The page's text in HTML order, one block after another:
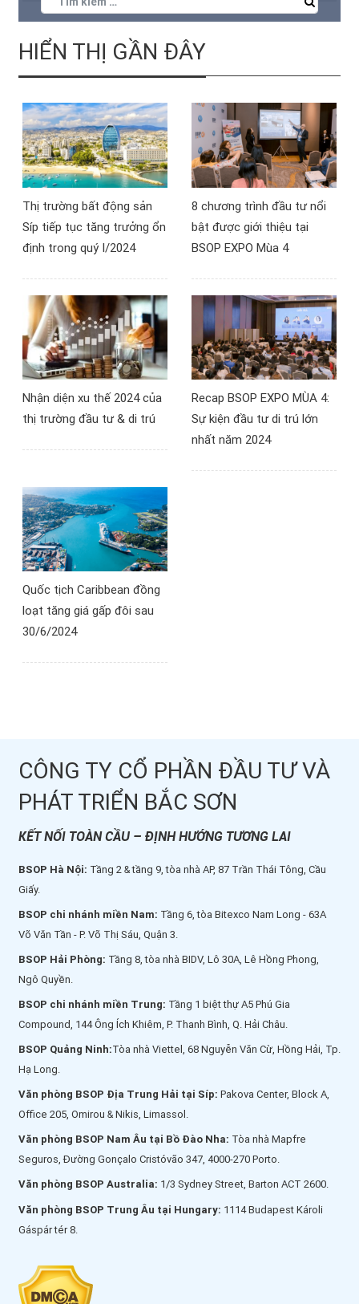
không phải ai cũng nắm
đúng, đủ, cập nhật nhất.
Qua sự kiện webinar,
BSOP sẽ giúp các nhà
phương án đầu tư tuyệt
vời nhất.
Golden Visa Bồ Đào Nha,
chân thực nhất về hiện
năng trong tương lai của
chương trình này.
HIỂN THỊ GẦN ĐÂY
Thị trường bất động sản
Síp tiếp tục tăng trưởng ổn
định trong quý I/2024
8 chương trình đầu tư nổi
bật được giới thiệu tại
BSOP EXPO Mùa 4
Nhận diện xu thế 2024 của
thị trường đầu tư & di trú
Recap BSOP EXPO MÙA 4:
Sự kiện đầu tư di trú lớn
nhất năm 2024
Quốc tịch Caribbean đồng
loạt tăng giá gấp đôi sau
30/6/2024
CÔNG TY CỔ PHẦN ĐẦU TƯ VÀ
PHÁT TRIỂN BẮC SƠN
KẾT NỐI TOÀN CẦU – ĐỊNH HƯỚNG TƯƠNG LAI
BSOP Hà Nội: Tầng 2 & tầng 9, tòa nhà AP, 87 Trần Thái Tông, Cầu
Giấy.
BSOP chi nhánh miền Nam: Tầng 6, tòa Bitexco Nam Long - 63A
Võ Văn Tần - P. Võ Thị Sáu, Quận 3.
BSOP Hải Phòng: Tầng 8, tòa nhà BIDV, Lô 30A, Lê Hồng Phong,
Ngô Quyền.
BSOP chi nhánh miền Trung: Tầng 1 biệt thự A5 Phú Gia
Compound, 144 Ông Ích Khiêm, P. Thanh Bình, Q. Hải Châu.
BSOP Quảng Ninh:Tòa nhà Viettel, 68 Nguyễn Văn Cừ, Hồng Hải, Tp.
Hạ Long.
Văn phòng BSOP Địa Trung Hải tại Síp: Pakova Center, Block A,
Office 205, Omirou & Nikis, Limassol.
Văn phòng BSOP Nam Âu tại Bồ Đào Nha: Tòa nhà Mapfre
Seguros, Đường Gonçalo Cristóvão 347, 4000-270 Porto.
Văn phòng BSOP Australia: 1/3 Sydney Street, Barton ACT 2600.
Văn phòng BSOP Trung Âu tại Hungary: 1114 Budapest Károli
Gáspár tér 8.